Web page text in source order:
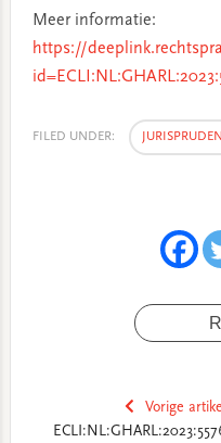
Meer informatie:
https://
FILED UNDER:
Vorige